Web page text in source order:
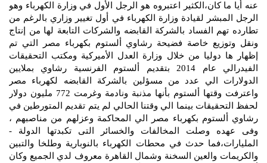
عنه أيا ما كان،الكثير اعتبروه هو الرجل الأول في وزارة الكهرباء وهو
الرجل المبشر لقيادة وزارة الكهرباء في أول تغيير وزاري بالرغم من
تطارده تهم الفساد بالشركة القابضه والشركات التابعة لها من إنتاج
ونقل وتوزيع خاصة فضيحة رشاوي ألستوم بكهرباء مصر التي تم
إظهار ها دوليا من خلال وزارة العدل الأميركية ومكتب التحقيقات
الفيدرالي عام 2014 بتقديم ألستوم الفرنسية رشاوي بملايين
الدولارات الي عدد من مسؤلين بالشركة القابضه لكهرباء مصر
واعترفت وقتها ألستوم بأنها مذنبة ونادمة وغرمت 772 مليون دولار
لحفظ التحقيقات بينما الي وقتنا الحالي لم يتم تقديم المتورطين في
رشاوي ألستوم بكهرباء مصر الي المحاكمة وعزلهم من مناصبهم ،
وفى عهده وصلت المخالفات والخسائر التى تكبدتها الدولة -
المليارات،فما حدث في محطات الكهرباء بالنوبارية وطلخا والتبين
والكريمات والعين السخنة وشمال القاهرة معروف لدي الجميع وكان